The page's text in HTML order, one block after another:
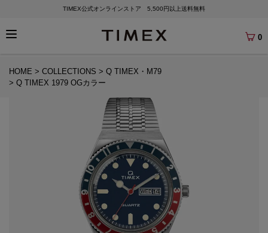
TIMEX公式オンラインストア 5,500円以上送料無料
0
HOME COLLECTIONS
Q TIMEX・M79
Q TIMEX 1979 OGカラー